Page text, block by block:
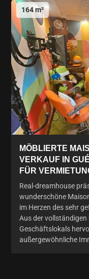
164 m²
MÖBLIERTE
VERKAUF IN
FÜR
Real-dreamhouse
wunderschöne
im Herzen des sehr
Aus der vollständigen
Geschäftslokals
außergewöhnliche